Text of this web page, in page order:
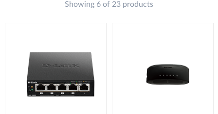
Showing 6 of 23 products